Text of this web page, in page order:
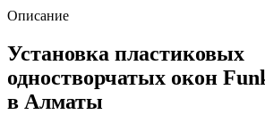
Описание
Установка пластиковых
одностворчатых окон
в Алматы